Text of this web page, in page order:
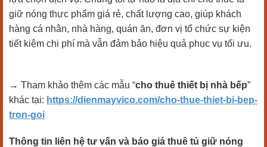
giữ nóng thực phẩm giá rẻ, chất lượng cao, giúp khách
hàng cá nhân, nhà hàng, quán ăn, đơn vị tổ chức sự kiện
tiết kiệm chi phí mà vẫn đảm bảo hiệu quả phục vụ tối ưu.
→ Tham khảo thêm các mẫu “cho thuê thiết bị nhà bếp”
khác tại: https://dienmayvico.com/cho-thue-thiet-bi-bep-
tron-goi
Thông tin liên hệ tư vấn và báo giá thuê tủ giữ nóng